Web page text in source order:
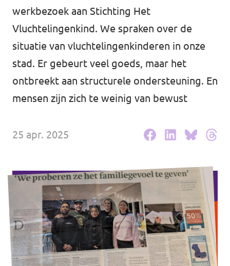
Delft
Den Haag
Gouda
Leiden
Leidschendam-Voorburg
Rotterdam
Lansingerland
Afdelingsbesturen
Bestuur Haag- en Rijnland
Volt Delft
werkbezoek aan Stichting Het
Vluchtelingenkind. We spraken over de
situatie van vluchtelingenkinderen in onze
stad. Er gebeurt veel goeds, maar het
ontbreekt aan structurele ondersteuning. En
mensen zijn zich te weinig van bewust
25 apr. 2025